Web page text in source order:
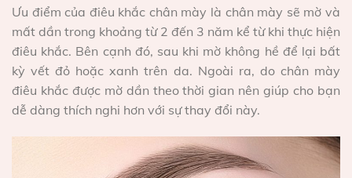
Ưu điểm của điêu khắc chân mày là chân mày sẽ mờ và
mất dần trong khoảng từ 2 đến 3 năm kể từ khi thực hiện
điêu khắc. Bên cạnh đó, sau khi mờ không hề để lại bất
kỳ vết đỏ hoặc xanh trên da. Ngoài ra, do chân mày
điêu khắc được mờ dần theo thời gian nên giúp cho bạn
dễ dàng thích nghi hơn với sự thay đổi này.